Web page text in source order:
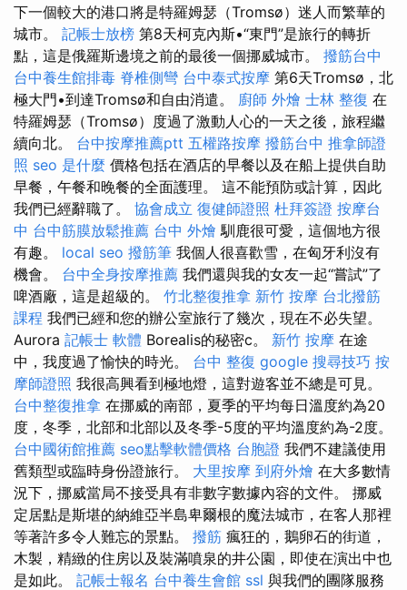
下一個較大的港口將是特羅姆瑟（Tromsø）迷人而繁華的
城市。 記帳士放榜 第8天柯克內斯•“東門”是旅行的轉折
點，這是俄羅斯邊境之前的最後一個挪威城市。 撥筋台中
台中養生館排毒 脊椎側彎 台中泰式按摩 第6天Tromsø，北
極大門•到達Tromsø和自由消遣。 廚師 外燴 士林 整復 在
特羅姆瑟（Tromsø）度過了激動人心的一天之後，旅程繼
續向北。 台中按摩推薦ptt 五權路按摩 撥筋台中 推拿師證
照 seo 是什麼 價格包括在酒店的早餐以及在船上提供自助
早餐，午餐和晚餐的全面護理。 這不能預防或計算，因此
我們已經辭職了。 協會成立 復健師證照 杜拜簽證 按摩台
中 台中筋膜放鬆推薦 台中 外燴 馴鹿很可愛，這個地方很
有趣。 local seo 撥筋筆 我個人很喜歡雪，在匈牙利沒有
機會。 台中全身按摩推薦 我們還與我的女友一起“嘗試”了
啤酒廠，這是超級的。 竹北整復推拿 新竹 按摩 台北撥筋
課程 我們已經和您的辦公室旅行了幾次，現在不必失望。
Aurora 記帳士 軟體 Borealis的秘密c。 新竹 按摩 在途
中，我度過了愉快的時光。 台中 整復 google 搜尋技巧 按
摩師證照 我很高興看到極地燈，這對遊客並不總是可見。
台中整復推拿 在挪威的南部，夏季的平均每日溫度約為20
度，冬季，北部和北部以及冬季-5度的平均溫度約為-2度。
台中國術館推薦 seo點擊軟體價格 台胞證 我們不建議使用
舊類型或臨時身份證旅行。 大里按摩 到府外燴 在大多數情
況下，挪威當局不接受具有非數字數據內容的文件。 挪威
定居點是斯堪的納維亞半島卑爾根的魔法城市，在客人那裡
等著許多令人難忘的景點。 撥筋 瘋狂的，鵝卵石的街道，
木製，精緻的住房以及裝滿噴泉的井公園，即使在演出中也
是如此。 記帳士報名 台中養生會館 ssl 與我們的團隊服務